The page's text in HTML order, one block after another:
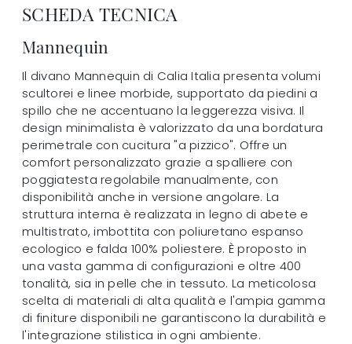
SCHEDA TECNICA
Mannequin
Il divano Mannequin di Calia Italia presenta volumi
scultorei e linee morbide, supportato da piedini a
spillo che ne accentuano la leggerezza visiva. Il
design minimalista è valorizzato da una bordatura
perimetrale con cucitura "a pizzico". Offre un
comfort personalizzato grazie a spalliere con
poggiatesta regolabile manualmente, con
disponibilità anche in versione angolare. La
struttura interna è realizzata in legno di abete e
multistrato, imbottita con poliuretano espanso
ecologico e falda 100% poliestere. È proposto in
una vasta gamma di configurazioni e oltre 400
tonalità, sia in pelle che in tessuto. La meticolosa
scelta di materiali di alta qualità e l'ampia gamma
di finiture disponibili ne garantiscono la durabilità e
l'integrazione stilistica in ogni ambiente.